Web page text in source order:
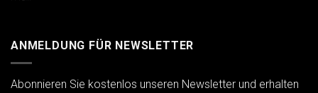
ANMELDUNG FÜR NEWSLETTER
Abonnieren Sie kostenlos unseren Newsletter und erhalten